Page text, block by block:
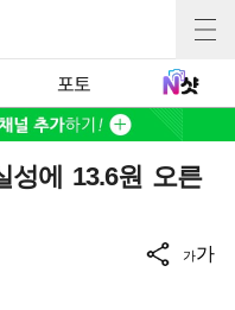
포토
성에 13.6원 오른
가가